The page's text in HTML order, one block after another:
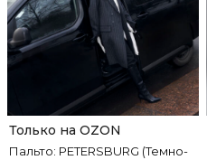
Пальто: PETERSBURG (Темно-
Только на OZON